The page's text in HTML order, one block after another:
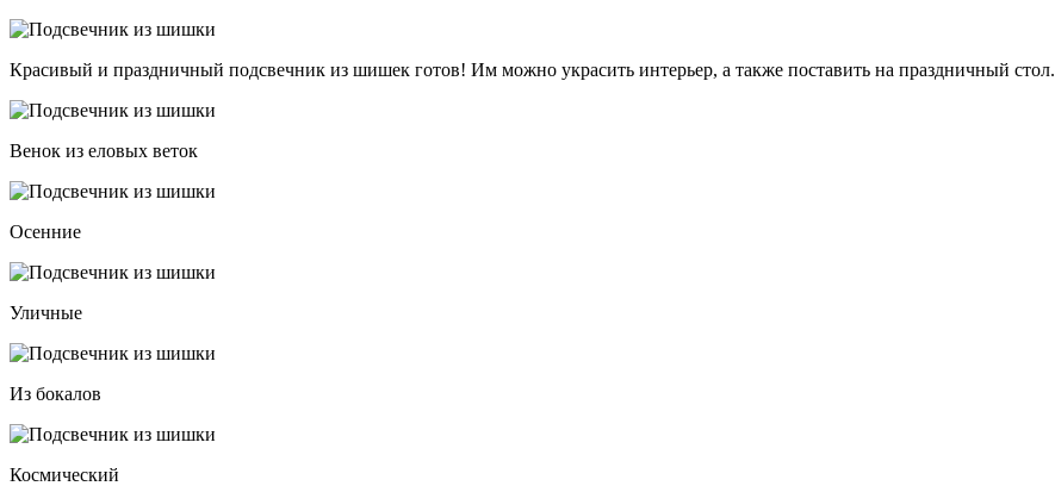
Красивый и праздничный подсвечник из шишек готов! Им можно украсить интерьер, а также поставить на праздничный стол.
Венок из еловых веток
Осенние
Уличные
Из бокалов
Космический